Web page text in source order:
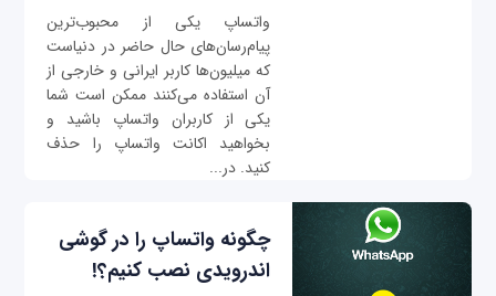
واتساپ یکی از محبوب‌ترین
پیام‌رسان‌های حال حاضر در دنیاست
که میلیون‌ها کاربر ایرانی و خارجی از
آن استفاده می‌کنند ممکن است شما
یکی از کاربران واتساپ باشید و
بخواهید اکانت واتساپ را حذف
کنید. در...
چگونه واتساپ را در گوشی
اندرویدی نصب کنیم؟!